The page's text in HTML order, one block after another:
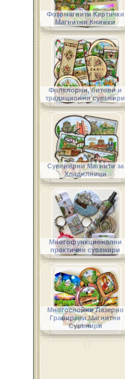
Фотомагнити Картички
Магнитни Книжки
Фолклорни, битови и
традиционни сувенири
Сувенирни Магнити за
Хладилници
Многофункционални
практични сувенири
Многослойни Лазерно
Гравирани Магнитни
Сувенири